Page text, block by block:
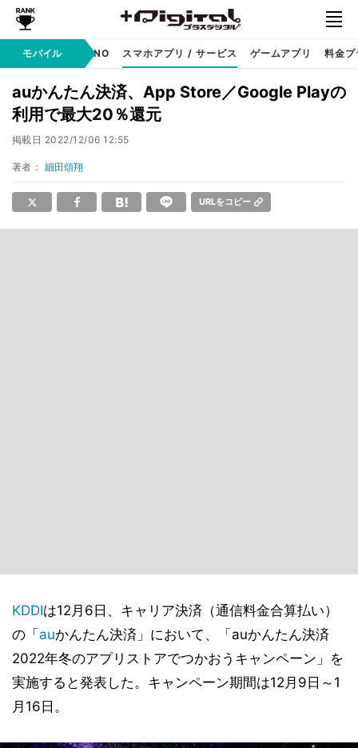
モバイル
携帯キャリア MVNO スマホアプリ / サービス ゲームアプリ 料金プ
auかんたん決済、App Store／Google Playの
利用で最大20％還元
掲載日 2022/12/06 12:55
著者： 細田頌翔
URLをコピー
KDDIは12月6日、キャリア決済（通信料金合算払い）
の「 auかんたん決済」において、「auかんたん決済
2022年冬のアプリストアでつかおうキャンペーン」を
実施すると発表した。キャンペーン期間は12月9日～1
月16日。